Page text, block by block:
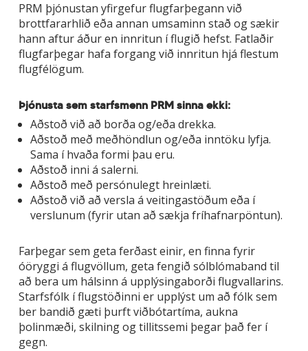
PRM þjónustan yfirgefur flugfarþegann við
brottfararhlið eða annan umsaminn stað og sækir
hann aftur áður en innritun í flugið hefst. Fatlaðir
flugfarþegar hafa forgang við innritun hjá flestum
flugfélögum.
Þjónusta sem starfsmenn PRM sinna ekki:
Aðstoð við að borða og/eða drekka.
Aðstoð með meðhöndlun og/eða inntöku lyfja.
Sama í hvaða formi þau eru.
Aðstoð inni á salerni.
Aðstoð með persónulegt hreinlæti.
Aðstoð við að versla á veitingastöðum eða í
verslunum (fyrir utan að sækja fríhafnarpöntun).
Farþegar sem geta ferðast einir, en finna fyrir
óöryggi á flugvöllum, geta fengið sólblómaband til
að bera um hálsinn á upplýsingaborði flugvallarins.
Starfsfólk í flugstöðinni er upplýst um að fólk sem
ber bandið gæti þurft viðbótartíma, aukna
þolinmæði, skilning og tillitssemi þegar það fer í
gegn.